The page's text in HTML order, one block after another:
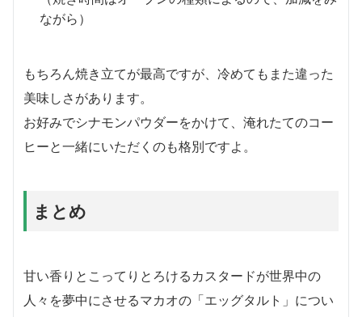
ながら）
もちろん焼き立てが最高ですが、冷めてもまた違った
美味しさがあります。
お好みでシナモンパウダーをかけて、淹れたてのコー
ヒーと一緒にいただくのも格別ですよ。
まとめ
甘い香りとこってりとろけるカスタードが世界中の
人々を夢中にさせるマカオの「エッグタルト」につい